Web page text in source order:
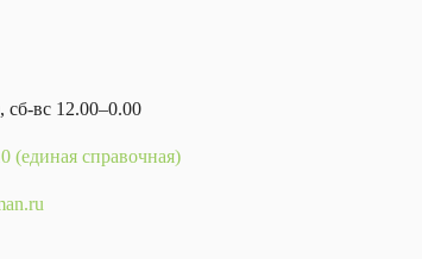
сб-вс 12.00–0.00
(единая справочная)